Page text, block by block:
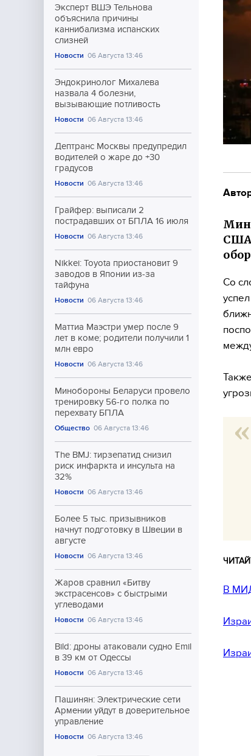
Эксперт ВШЭ Тельнова
объяснила причины
каннибализма испанских
слизней
Новости 06 Августа 13:46
Эндокринолог Михалева
назвала 4 болезни,
вызывающие потливость
Новости 06 Августа 13:46
Дептранс Москвы предупредил
водителей о жаре до +30
градусов
Новости 06 Августа 13:46
Грайфер: выписали 2
пострадавших от БПЛА 16 июля
Новости 06 Августа 13:46
Nikkei: Toyota приостановит 9
заводов в Японии из-за
тайфуна
Новости 06 Августа 13:46
Маттиа Маэстри умер после 9
лет в коме; родители получили 1
млн евро
Новости 06 Августа 13:46
Минобороны Беларуси провело
тренировку 56-го полка по
перехвату БПЛА
Общество 06 Августа 13:46
The BMJ: тирзепатид снизил
риск инфаркта и инсульта на
32%
Новости 06 Августа 13:46
Более 5 тыс. призывников
начнут подготовку в Швеции в
августе
Новости 06 Августа 13:46
Жаров сравнил «Битву
экстрасенсов» с быстрыми
углеводами
Новости 06 Августа 13:46
Bild: дроны атаковали судно Emil
в 39 км от Одессы
Новости 06 Августа 13:46
Пашинян: Электрические сети
Армении уйдут в доверительное
управление
Новости 06 Августа 13:46
США
Со
В